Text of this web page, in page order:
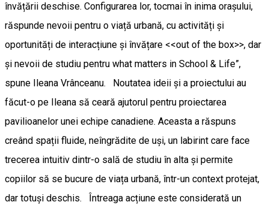
învățării deschise. Configurarea lor, tocmai în inima orașului,
răspunde nevoii pentru o viață urbană, cu activități și
oportunități de interacțiune și învățare <<out of the box>>, dar
și nevoii de studiu pentru what matters in School & Life”,
spune Ileana Vrânceanu. Noutatea ideii și a proiectului au
făcut-o pe Ileana să ceară ajutorul pentru proiectarea
pavilioanelor unei echipe canadiene. Aceasta a răspuns
creând spații fluide, neîngrădite de uși, un labirint care face
trecerea intuitiv dintr-o sală de studiu în alta și permite
copiilor să se bucure de viața urbană, într-un context protejat,
dar totuși deschis. Întreaga acțiune este considerată un